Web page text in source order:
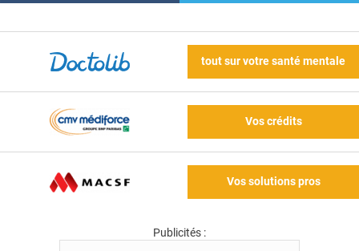
tout sur votre santé mentale
Vos crédits
Vos solutions pros
Publicités :